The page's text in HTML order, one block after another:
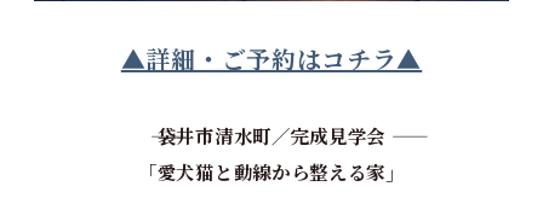
▲詳細・ご予約はコチラ▲
―― 袋井市清水町／完成見学会 ――
「愛犬猫と動線から整える家」